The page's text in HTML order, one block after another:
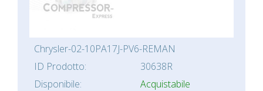
Chrysler-02-10PA17J-PV6-REMAN
ID Prodotto:
30638R
Disponibile:
Acquistabile